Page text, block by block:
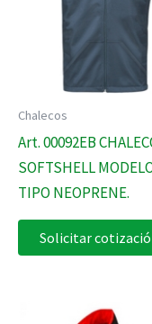
Chalecos
Art. 00092EB
SOFTSHELL
TIPO NEOPRENE.
Solicitar